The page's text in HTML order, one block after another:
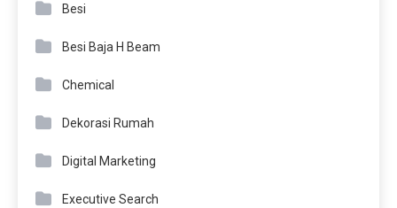
Besi
Besi Baja H Beam
Chemical
Dekorasi Rumah
Digital Marketing
Executive Search